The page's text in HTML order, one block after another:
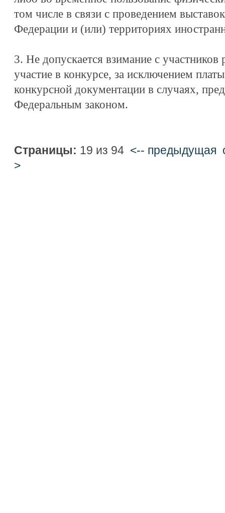
том числе в связи с проведением
Федерации и (или) территориях
3. Не допускается взимание с участников
участие в конкурсе, за исключением
конкурсной документации в случаях,
Федеральным законом.
Страницы: 19 из 94 <-- предыдущая
>